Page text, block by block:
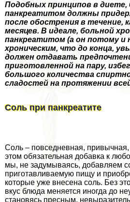
Подобных принципов в диете,
панкреатитом должны
после обострения в течение,
месяцев. В идеале, больной
панкреатитом (а он потому и
хроническим, что до конца,
должен отдавать
приготовленной на пару,
большого количества
сладостей на протяжении
Соль при панкреатите
Соль – повседневная,
этом обязательная добавка к
мы, не задумываясь, добавляем
приготавливаемую пищу и
которые уже внесена соль. Без
вкус блюда меняется иногда до
становясь пресным,